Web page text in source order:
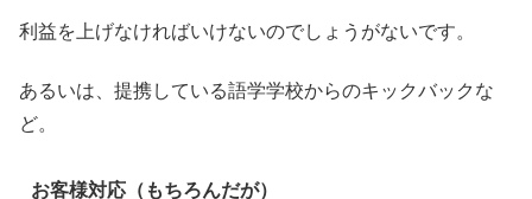
利益を上げなければいけないのでしょうがないです。
あるいは、提携している語学学校からのキックバックな
ど。
お客様対応（もちろんだが）